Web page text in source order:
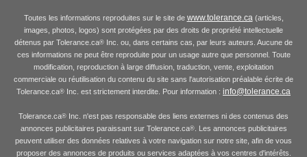
Toutes les informations reproduites sur le site de www.tolerance.ca(articles,
images, photos, logos) sont protégées par des droits de propriété intellectuelle
détenus par Tolerance.ca® Inc. ou, dans certains cas, par leurs auteurs. Aucune de
ces informations ne peut être reproduite pour un usage autre que personnel. Toute
modification, reproduction à large diffusion, traduction, vente, exploitation
commerciale ou réutilisation du contenu du site sans l'autorisation préalable écrite de
Tolerance.ca® Inc. est strictement interdite. Pour information : info@tolerance.ca
Tolerance.ca® Inc. n'est pas responsable des liens externes ni des contenus des
annonces publicitaires paraissant sur Tolerance.ca®. Les annonces publicitaires
peuvent utiliser des données relatives à votre navigation sur notre site, afin de vous
proposer des annonces de produits ou services adaptées à vos centres d'intérêts.